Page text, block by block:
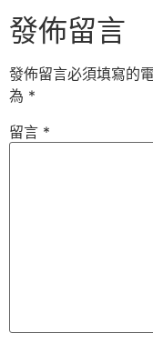
發佈留言
發佈留言必須填寫的
為 *
留言 *